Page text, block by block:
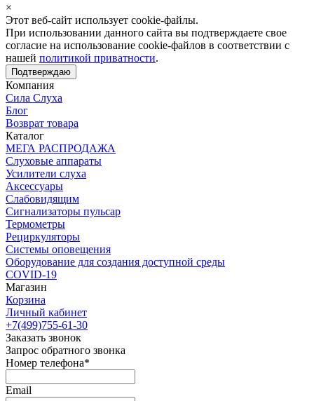
×
Этот веб-сайт использует cookie-файлы.
При использовании данного сайта вы подтверждаете свое
согласие на использование cookie-файлов в соответствии с
нашей политикой приватности.
Подтверждаю
Компания
Сила Слуха
Блог
Возврат товара
Каталог
МЕГА РАСПРОДАЖА
Слуховые аппараты
Усилители слуха
Аксессуары
Слабовидящим
Сигнализаторы пульсар
Термометры
Рециркуляторы
Cистемы оповещения
Оборудование для создания доступной среды
COVID-19
Магазин
Корзина
Личный кабинет
+7(499)755-61-30
Заказать звонок
Запрос обратного звонка
Номер телефона*
Email